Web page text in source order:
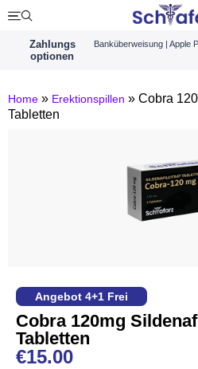
Zahlungs
optionen
Banküberweisung | Apple
Home » Erektionspillen » Cobra
Tabletten
Angebot 4+1 Frei
Cobra 120mg
Tabletten
€15.00